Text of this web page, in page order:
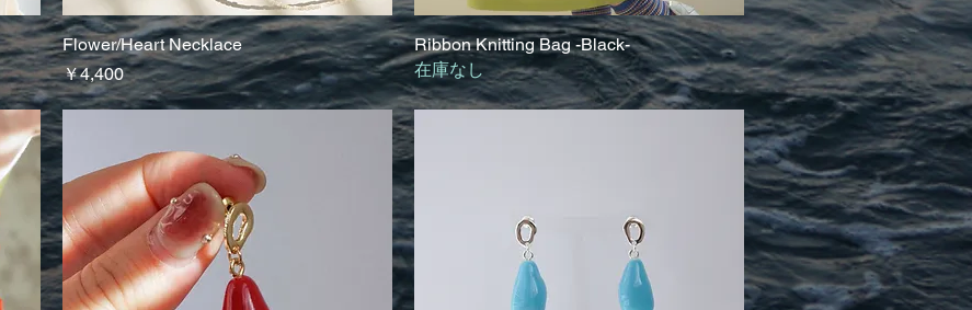
クイックビュー
Flower/Heart Necklace
価格
￥4,400
クイックビュー
Ribbon Knitting Bag -Black-
在庫なし